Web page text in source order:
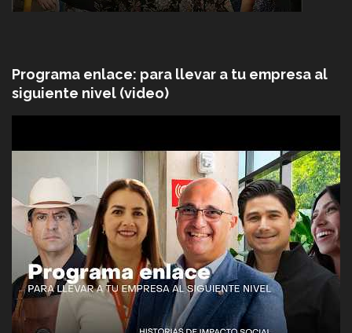
Programa enlace: para llevar a tu empresa al
siguiente nivel (video)